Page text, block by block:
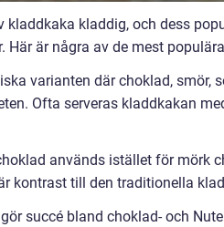
kladdkaka kladdig, och dess
Här är några av de mest
varianten där choklad, smör,
Ofta serveras kladdkakan
används istället för mörk
kontrast till den traditionella
succé bland choklad- och